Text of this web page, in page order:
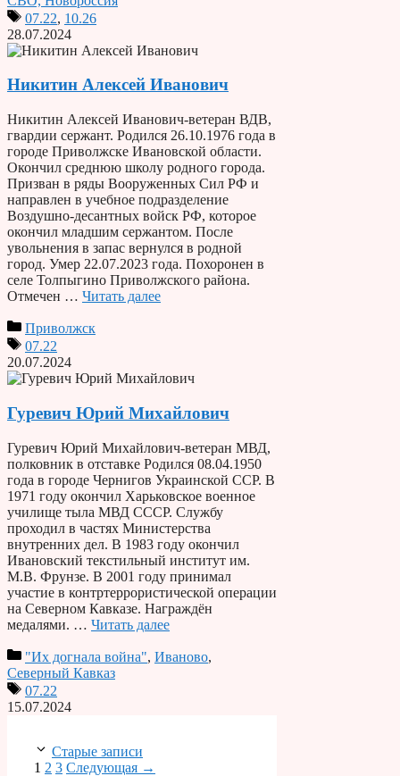
07.22, 10.26
28.07.2024
Никитин Алексей Иванович
Никитин Алексей Иванович-ветеран ВДВ,
гвардии сержант. Родился 26.10.1976 года в
городе Приволжске Ивановской области.
Окончил среднюю школу родного города.
Призван в ряды Вооруженных Сил РФ и
направлен в учебное подразделение
Воздушно-десантных войск РФ, которое
окончил младшим сержантом. После
увольнения в запас вернулся в родной
город. Умер 22.07.2023 года. Похоронен в
селе Толпыгино Приволжского района.
Отмечен … Читать далее
Приволжск
07.22
20.07.2024
Гуревич Юрий Михайлович
Гуревич Юрий Михайлович-ветеран МВД,
полковник в отставке Родился 08.04.1950
года в городе Чернигов Украинской ССР. В
1971 году окончил Харьковское военное
училище тыла МВД СССР. Службу
проходил в частях Министерства
внутренних дел. В 1983 году окончил
Ивановский текстильный институт им.
М.В. Фрунзе. В 2001 году принимал
участие в контртеррористической операции
на Северном Кавказе. Награждён
медалями. … Читать далее
"Их догнала война", Иваново,
Северный Кавказ
07.22
15.07.2024
Старые записи
Страница
1 Страница
2 Страница
3 Следующая →